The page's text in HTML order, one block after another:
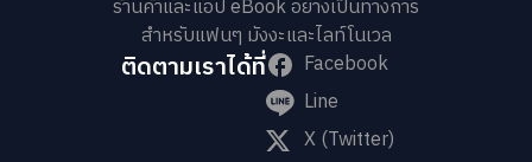
ร้านค้าและแอป eBook อย่างเป็นทางการ
สำหรับแฟนๆ มังงะและไลท์โนเวล
ติดตามเราได้ที่
Facebook
Line
X (Twitter)